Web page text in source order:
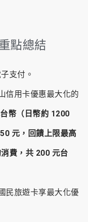
點總結
支付。
信用卡優惠最大化的
幣（日幣約 1200
元，回饋上限最高
費，共 200 元台
民旅遊卡享最大化優